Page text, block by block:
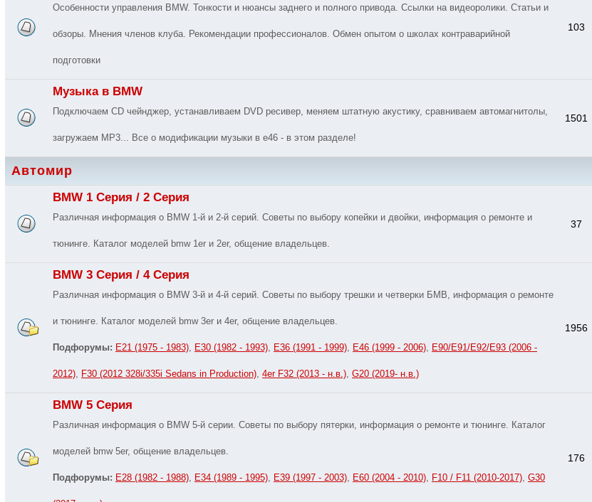
Особенности управления BMW. Тонкости и нюансы заднего и полного привода. Ссылки на видеоролики. Статьи и
обзоры. Мнения членов клуба. Рекомендации профессионалов. Обмен опытом о школах контраварийной
подготовки
103
Музыка в BMW
Подключаем CD чейнджер, устанавливаем DVD ресивер, меняем штатную акустику, сравниваем автомагнитолы,
загружаем MP3... Все о модификации музыки в e46 - в этом разделе!
1501
Автомир
BMW 1 Серия / 2 Серия
Различная информация о BMW 1-й и 2-й серий. Советы по выбору копейки и двойки, информация о ремонте и
тюнинге. Каталог моделей bmw 1er и 2er, общение владельцев.
37
BMW 3 Серия / 4 Серия
Различная информация о BMW 3-й и 4-й серий. Советы по выбору трешки и четверки БМВ, информация о ремонте
и тюнинге. Каталог моделей bmw 3er и 4er, общение владельцев.
Подфорумы: E21 (1975 - 1983) E30 (1982 - 1993) E36 (1991 - 1999) E46 (1999 - 2006) E90/E91/E92/E93 (2006 -
2012) F30 (2012 328i/335i Sedans in Production) 4er F32 (2013 - н.в.) G20 (2019- н.в.)
1956
BMW 5 Серия
Различная информация о BMW 5-й серии. Советы по выбору пятерки, информация о ремонте и тюнинге. Каталог
моделей bmw 5er, общение владельцев.
Подфорумы: E28 (1982 - 1988) E34 (1989 - 1995) E39 (1997 - 2003) E60 (2004 - 2010) F10 / F11 (2010-2017) G30
176